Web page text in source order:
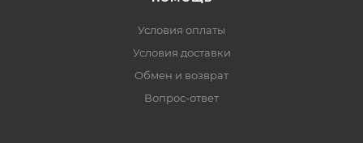
Условия оплаты
Условия доставки
Обмен и возврат
Вопрос-ответ